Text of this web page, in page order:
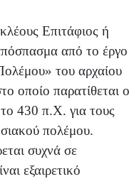
Επιτάφιος ή
από το έργο
του αρχαίου
οποίο παρατίθεται ο
430 π.Χ. για τους
πολέμου.
συχνά σε
εξαιρετικό